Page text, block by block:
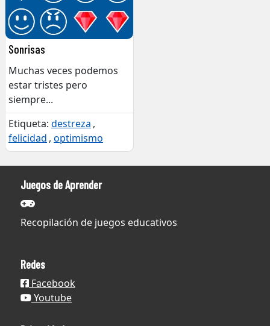
Sonrisas
Muchas veces podemos
estar tristes pero
siempre...
Etiqueta: destreza ,
felicidad , optimismo
Juegos de Aprender
Recopilación de juegos educativos
Redes
Facebook
Youtube